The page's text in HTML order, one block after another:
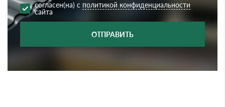
согласен(на) с политикой конфиденциальности
сайта
ОТПРАВИТЬ